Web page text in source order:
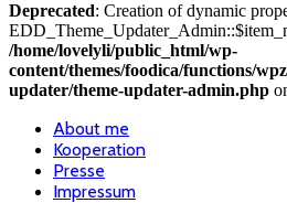
Deprecated: Creation of dynamic
/home/lovelyli/public_html/wp-
content/themes/foodica/functions/
updater/theme-updater-admin.php
About me
Kooperation
Presse
Impressum